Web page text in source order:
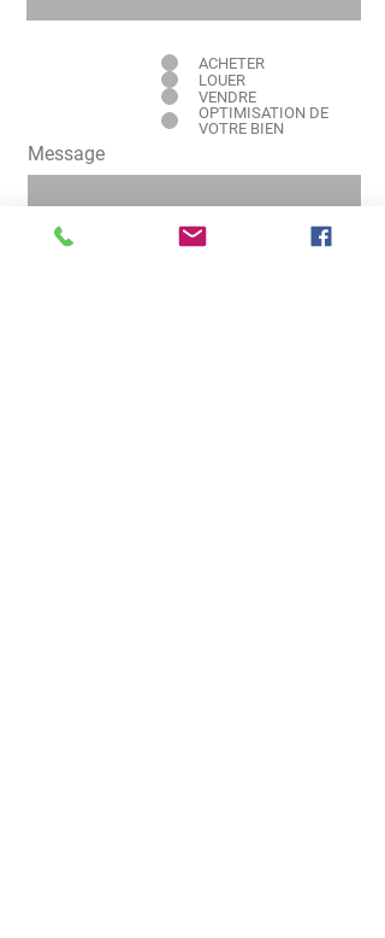
ACHETER
LOUER
VENDRE
OPTIMISATION DE
VOTRE BIEN
Message